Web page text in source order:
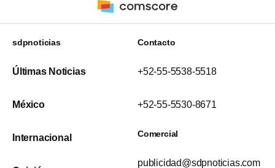
sdpnoticias
Últimas Noticias
México
Internacional
Contacto
+52-55-5538-5518
+52-55-5530-8671
Comercial
publicidad@sdpnoticias.com